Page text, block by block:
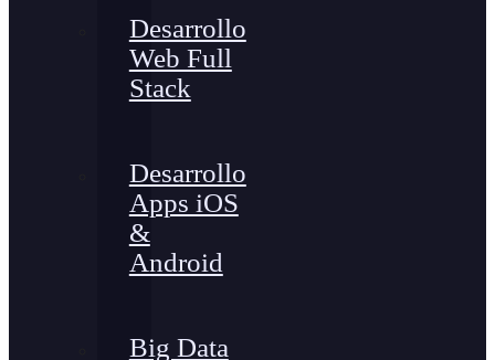
Desarrollo
Web Full
Stack
Desarrollo
Apps iOS
&
Android
Big Data